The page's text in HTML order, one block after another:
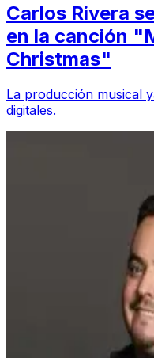
Carlos Rivera
en la canción
Christmas"
La producción musical
digitales.